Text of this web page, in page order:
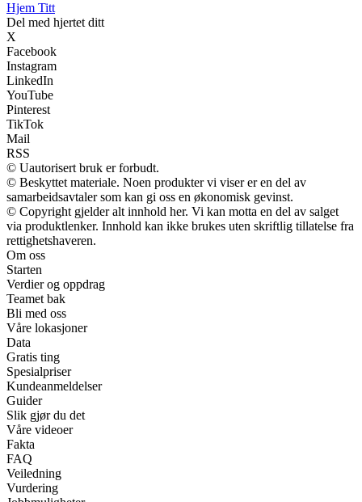
Hjem Titt
Del med hjertet ditt
X
Facebook
Instagram
LinkedIn
YouTube
Pinterest
TikTok
Mail
RSS
© Uautorisert bruk er forbudt.
© Beskyttet materiale. Noen produkter vi viser er en del av
samarbeidsavtaler som kan gi oss en økonomisk gevinst.
© Copyright gjelder alt innhold her. Vi kan motta en del av salget
via produktlenker. Innhold kan ikke brukes uten skriftlig tillatelse fra
rettighetshaveren.
Om oss
Starten
Verdier og oppdrag
Teamet bak
Bli med oss
Våre lokasjoner
Data
Gratis ting
Spesialpriser
Kundeanmeldelser
Guider
Slik gjør du det
Våre videoer
Fakta
FAQ
Veiledning
Vurdering